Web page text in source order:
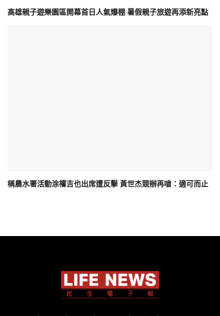
高雄親子遊樂園區開幕首日人氣爆棚 暑假親子旅遊再添新亮點
稱農水署活動涂權吉也出席遭反擊 黃世杰競辦再嗆：適可而止